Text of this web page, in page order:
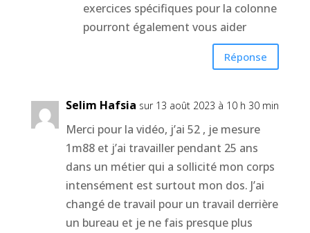
exercices spécifiques pour la colonne
pourront également vous aider
Réponse
Selim Hafsia sur 13 août 2023 à 10 h 30 min
Merci pour la vidéo, j’ai 52 , je mesure
1m88 et j’ai travailler pendant 25 ans
dans un métier qui a sollicité mon corps
intensément est surtout mon dos. J’ai
changé de travail pour un travail derrière
un bureau et je ne fais presque plus